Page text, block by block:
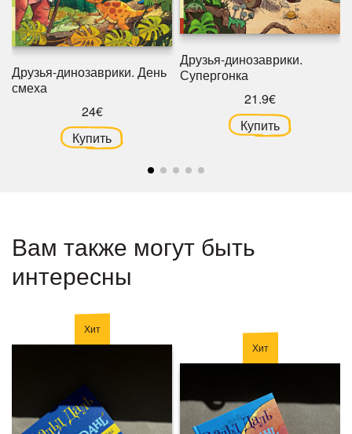
Друзья-динозаврики. День
смеха
24€
Купить
Друзья-динозаврики.
Супергонка
21.9€
Купить
Вам также могут быть
интересны
Хит
Хит